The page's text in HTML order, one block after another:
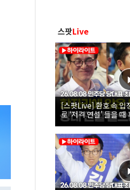
스팟Live
[스팟Live] 환호 속 입
로 ‘저격 연설’ 들을
26.08.08 더불어민주
보 인천 합동연설회